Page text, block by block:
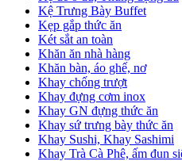
Kệ Trưng Bày Buffet
Kẹp gắp thức ăn
Két sắt an toàn
Khăn ăn nhà hàng
Khăn bàn, áo ghế, nơ
Khay chống trượt
Khay đựng cơm inox
Khay GN đựng thức ăn
Khay sứ trưng bày thức ăn
Khay Sushi, Khay Sashimi
Khay Trà Cà Phê, ấm đun